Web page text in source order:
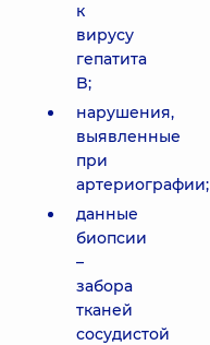
к
вирусу
гепатита
B;
нарушения,
выявленные
при
артериографии;
данные
биопсии
–
забора
тканей
сосудистой